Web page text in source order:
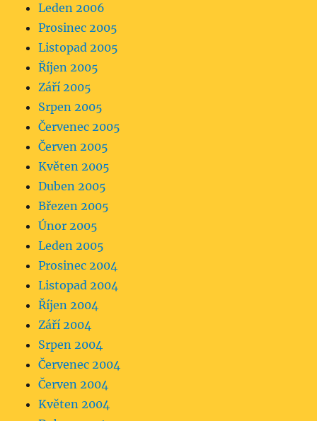
Leden 2006
Prosinec 2005
Listopad 2005
Říjen 2005
Září 2005
Srpen 2005
Červenec 2005
Červen 2005
Květen 2005
Duben 2005
Březen 2005
Únor 2005
Leden 2005
Prosinec 2004
Listopad 2004
Říjen 2004
Září 2004
Srpen 2004
Červenec 2004
Červen 2004
Květen 2004